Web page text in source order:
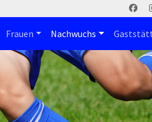
Frauen Nachwuchs